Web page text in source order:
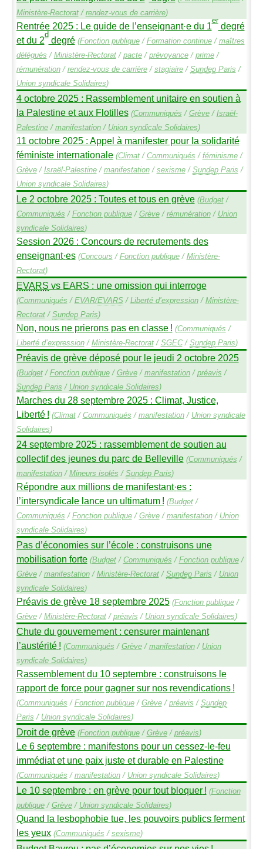
Ministère-Rectorat/ rendez-vous de carrière)
Rentrée 2025 : Le guide de l’enseignant·e du 1erdegré
et du 2ddegré (Fonction publique/ Formation continue/ maîtres
délégués / Ministère-Rectorat/ pacte/ prévoyance/ prime/
rémunération/ rendez-vous de carrière/ stagiaire/ SundepParis /
Union syndicale Solidaires)
4 octobre 2025 : Rassemblement unitaire en soutien à
la Palestine et aux Flotilles (Communiqués / Grève/ Israël-
Palestine/ manifestation/ Union syndicale Solidaires)
11 octobre 2025 : Appel à manifester pour la solidarité
féministe internationale (Climat/ Communiqués / féminisme/
Grève/ Israël-Palestine/ manifestation/ sexisme/ SundepParis /
Union syndicale Solidaires)
Le 2 octobre 2025 : Toutes et tous en grève (Budget/
Communiqués / Fonction publique/ Grève/ rémunération/ Union
syndicale Solidaires)
Session 2026 : Concours de recrutements des
enseignant·es (Concours / Fonction publique/ Ministère-
Rectorat)
EVARS vs EARS : une omission qui interroge
(Communiqués / EVAR/EVARS/ Liberté d’expression/ Ministère-
Rectorat/ SundepParis)
Non, nous ne prierons pas en classe ! (Communiqués /
Liberté d’expression/ Ministère-Rectorat/ SGEC/ SundepParis)
Préavis de grève déposé pour le jeudi 2 octobre 2025
(Budget/ Fonction publique/ Grève/ manifestation/ préavis /
SundepParis / Union syndicale Solidaires)
Marches du 28 septembre 2025 : Climat, Justice,
Liberté ! (Climat/ Communiqués / manifestation/ Union syndicale
Solidaires)
24 septembre 2025 : rassemblement de soutien au
collectif des jeunes du parc de Belleville (Communiqués /
manifestation/ Mineurs isolés / SundepParis)
Répondre aux millions de manifestant·es :
l’intersyndicale lance un ultimatum ! (Budget/
Communiqués / Fonction publique/ Grève/ manifestation/ Union
syndicale Solidaires)
Pas d’économies sur l’école : construisons une
mobilisation forte (Budget/ Communiqués / Fonction publique/
Grève/ manifestation/ Ministère-Rectorat/ SundepParis / Union
syndicale Solidaires)
Préavis de grève 18 septembre 2025 (Fonction publique/
Grève/ Ministère-Rectorat/ préavis / Union syndicale Solidaires)
Chute du gouvernement : censurer maintenant
l’austérité ! (Communiqués / Grève/ manifestation/ Union
syndicale Solidaires)
Rassemblement du 10 septembre : construisons le
rapport de force pour gagner sur nos revendications !
(Communiqués / Fonction publique/ Grève/ préavis / Sundep
Paris / Union syndicale Solidaires)
Droit de grève (Fonction publique/ Grève/ préavis)
Le 6 septembre : manifestons pour un cessez-le-feu
immédiat et une paix juste et durable en Palestine
(Communiqués / manifestation/ Union syndicale Solidaires)
Le 10 septembre : en grève pour tout bloquer ! (Fonction
publique/ Grève/ Union syndicale Solidaires)
Quand la lesbophobie tue, les pouvoirs publics ferment
les yeux (Communiqués / sexisme)